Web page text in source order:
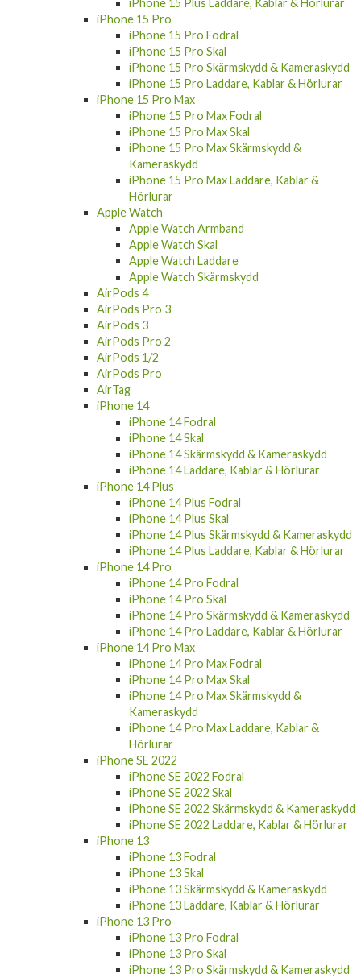
iPhone 15 Plus Laddare, Kablar & Hörlurar
iPhone 15 Pro
iPhone 15 Pro Fodral
iPhone 15 Pro Skal
iPhone 15 Pro Skärmskydd & Kameraskydd
iPhone 15 Pro Laddare, Kablar & Hörlurar
iPhone 15 Pro Max
iPhone 15 Pro Max Fodral
iPhone 15 Pro Max Skal
iPhone 15 Pro Max Skärmskydd &
Kameraskydd
iPhone 15 Pro Max Laddare, Kablar &
Hörlurar
Apple Watch
Apple Watch Armband
Apple Watch Skal
Apple Watch Laddare
Apple Watch Skärmskydd
AirPods 4
AirPods Pro 3
AirPods 3
AirPods Pro 2
AirPods 1/2
AirPods Pro
AirTag
iPhone 14
iPhone 14 Fodral
iPhone 14 Skal
iPhone 14 Skärmskydd & Kameraskydd
iPhone 14 Laddare, Kablar & Hörlurar
iPhone 14 Plus
iPhone 14 Plus Fodral
iPhone 14 Plus Skal
iPhone 14 Plus Skärmskydd & Kameraskydd
iPhone 14 Plus Laddare, Kablar & Hörlurar
iPhone 14 Pro
iPhone 14 Pro Fodral
iPhone 14 Pro Skal
iPhone 14 Pro Skärmskydd & Kameraskydd
iPhone 14 Pro Laddare, Kablar & Hörlurar
iPhone 14 Pro Max
iPhone 14 Pro Max Fodral
iPhone 14 Pro Max Skal
iPhone 14 Pro Max Skärmskydd &
Kameraskydd
iPhone 14 Pro Max Laddare, Kablar &
Hörlurar
iPhone SE 2022
iPhone SE 2022 Fodral
iPhone SE 2022 Skal
iPhone SE 2022 Skärmskydd & Kameraskydd
iPhone SE 2022 Laddare, Kablar & Hörlurar
iPhone 13
iPhone 13 Fodral
iPhone 13 Skal
iPhone 13 Skärmskydd & Kameraskydd
iPhone 13 Laddare, Kablar & Hörlurar
iPhone 13 Pro
iPhone 13 Pro Fodral
iPhone 13 Pro Skal
iPhone 13 Pro Skärmskydd & Kameraskydd